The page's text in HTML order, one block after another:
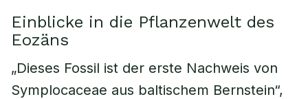
Einblicke in die Pflanzenwelt des
Eozäns
„Dieses Fossil ist der erste Nachweis von
Symplocaceae aus baltischem Bernstein“,